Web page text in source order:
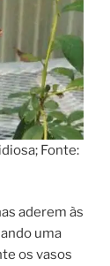
Fonte:
aderem às
uma
os vasos